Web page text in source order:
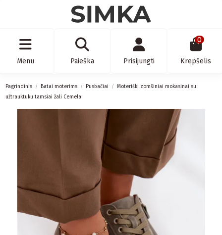
Menu Paieška Prisijungti
0
Krepšelis
Pagrindinis Batai moterims Pusbačiai
Moteriški zomšiniai mokasinai su
užtrauktuku tamsiai žali Cemela